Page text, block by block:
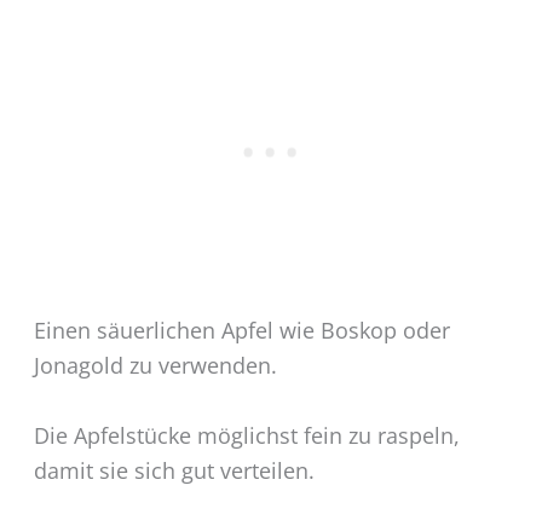
Einen säuerlichen Apfel wie Boskop oder
Jonagold zu verwenden.
Die Apfelstücke möglichst fein zu raspeln,
damit sie sich gut verteilen.